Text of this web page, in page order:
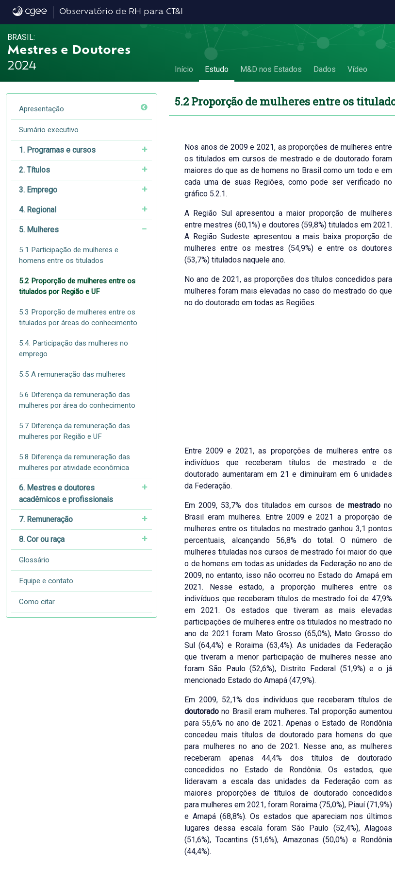
5.2 Proporção de mulheres entre os titulados por Região e UF - 5.2
Observatório de RH para CT&I
BRASIL:
Mestres e Doutores
2024
Início Estudo M&D nos Estados Dados Vídeo
Apresentação
Sumário executivo
1. Programas e cursos
2. Títulos
3. Emprego
4. Regional
5. Mulheres
5.1 Participação de mulheres e
homens entre os titulados
5.2 Proporção de mulheres entre os
titulados por Região e UF
5.3 Proporção de mulheres entre os
titulados por áreas do conhecimento
5.4. Participação das mulheres no
emprego
5.5 A remuneração das mulheres
5.6 Diferença da remuneração das
mulheres por área do conhecimento
5.7 Diferença da remuneração das
mulheres por Região e UF
5.8 Diferença da remuneração das
mulheres por atividade econômica
6. Mestres e doutores
acadêmicos e profissionais
7. Remuneração
8. Cor ou raça
Glossário
Equipe e contato
Como citar
5.2 Proporção de mulheres entre os
Nos anos de 2009 e 2021, as proporções de mulheres entre
os titulados em cursos de mestrado e de doutorado foram
maiores do que as de homens no Brasil como um todo e em
cada uma de suas Regiões, como pode ser verificado no
gráfico 5.2.1.
A Região Sul apresentou a maior proporção de mulheres
entre mestres (60,1%) e doutores (59,8%) titulados em 2021.
A Região Sudeste apresentou a mais baixa proporção de
mulheres entre os mestres (54,9%) e entre os doutores
(53,7%) titulados naquele ano.
No ano de 2021, as proporções dos títulos concedidos para
mulheres foram mais elevadas no caso do mestrado do que
no do doutorado em todas as Regiões.
Entre 2009 e 2021, as proporções de mulheres entre os
indivíduos que receberam títulos de mestrado e de
doutorado aumentaram em 21 e diminuíram em 6 unidades
da Federação.
Em 2009, 53,7% dos titulados em cursos de mestradono
Brasil eram mulheres. Entre 2009 e 2021 a proporção de
mulheres entre os titulados no mestrado ganhou 3,1 pontos
percentuais, alcançando 56,8% do total. O número de
mulheres tituladas nos cursos de mestrado foi maior do que
o de homens em todas as unidades da Federação no ano de
2009, no entanto, isso não ocorreu no Estado do Amapá em
2021. Nesse estado, a proporção mulheres entre os
indivíduos que receberam títulos de mestrado foi de 47,9%
em 2021. Os estados que tiveram as mais elevadas
participações de mulheres entre os titulados no mestrado no
ano de 2021 foram Mato Grosso (65,0%), Mato Grosso do
Sul (64,4%) e Roraima (63,4%). As unidades da Federação
que tiveram a menor participação de mulheres nesse ano
foram São Paulo (52,6%), Distrito Federal (51,9%) e o já
mencionado Estado do Amapá (47,9%).
Em 2009, 52,1% dos indivíduos que receberam títulos de
doutorado no Brasil eram mulheres. Tal proporção aumentou
para 55,6% no ano de 2021. Apenas o Estado de Rondônia
concedeu mais títulos de doutorado para homens do que
para mulheres no ano de 2021. Nesse ano, as mulheres
receberam apenas 44,4% dos títulos de doutorado
concedidos no Estado de Rondônia. Os estados, que
lideravam a escala das unidades da Federação com as
maiores proporções de títulos de doutorado concedidos
para mulheres em 2021, foram Roraima (75,0%), Piauí (71,9%)
e Amapá (68,8%). Os estados que apareciam nos últimos
lugares dessa escala foram São Paulo (52,4%), Alagoas
(51,6%), Tocantins (51,6%), Amazonas (50,0%) e Rondônia
(44,4%).